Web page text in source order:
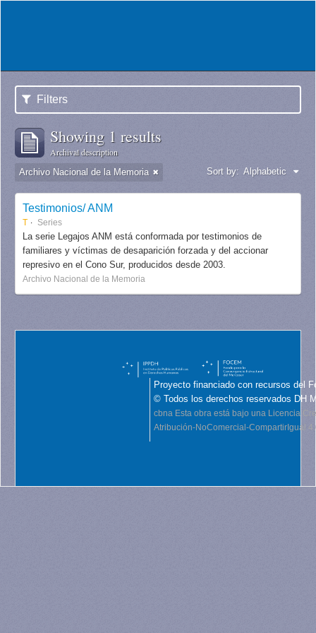
Filters
Showing 1 results
Archival description
Archivo Nacional de la Memoria Sort by: Alphabetic
Testimonios/ ANM
T Series
La serie Legajos ANM está conformada por testimonios de
familiares y víctimas de desaparición forzada y del accionar
represivo en el Cono Sur, producidos desde 2003.
Archivo Nacional de la Memoria
Proyecto financiado con recursos del
© Todos los derechos reservados DH
cbna Esta obra está bajo una Licencia
Atribución-NoComercial-CompartirIgual